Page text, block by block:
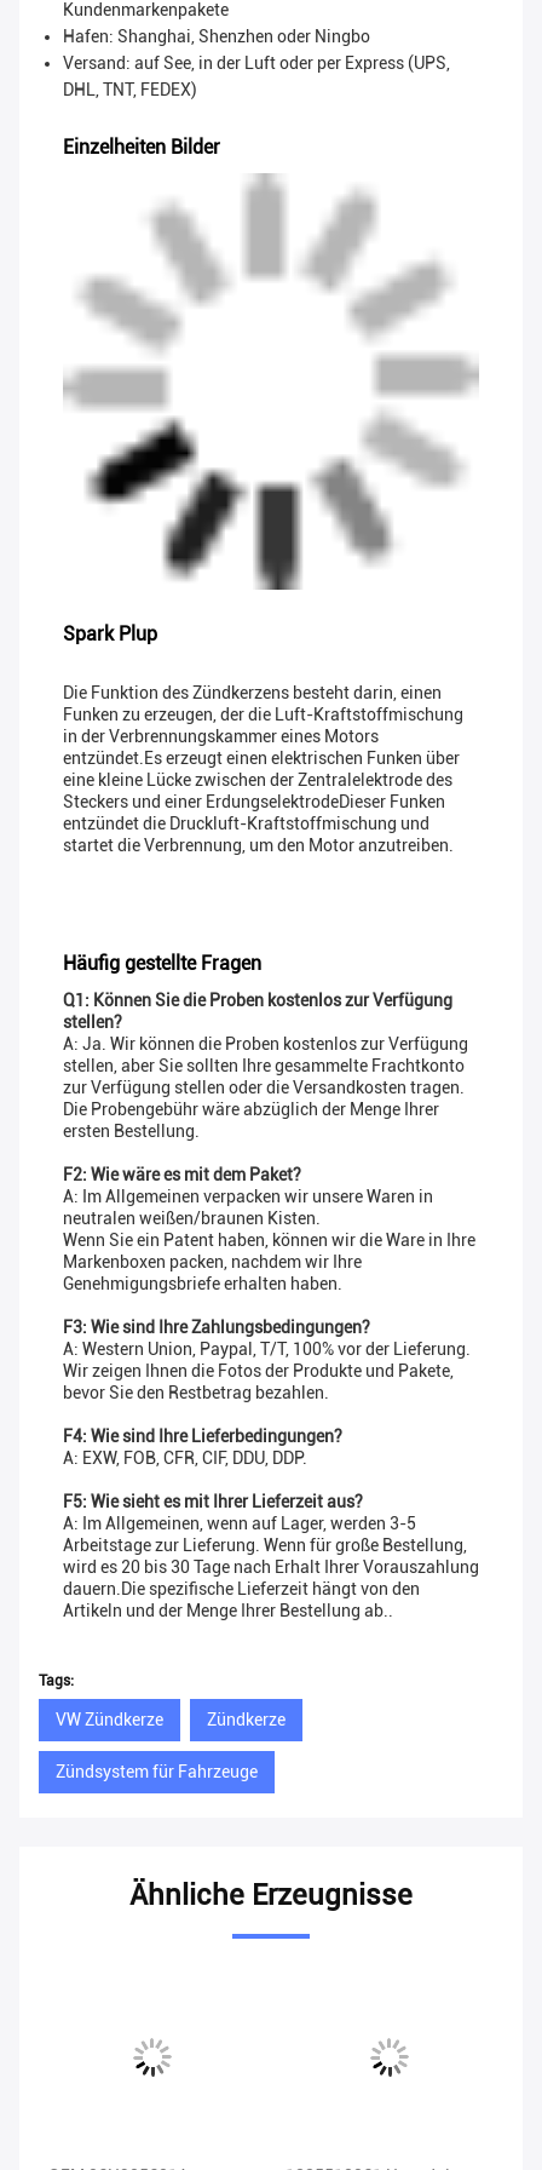
Kundenmarkenpakete
Hafen: Shanghai, Shenzhen oder Ningbo
Versand: auf See, in der Luft oder per Express (UPS,
DHL, TNT, FEDEX)
Einzelheiten Bilder
Spark Plup
Die Funktion des Zündkerzens besteht darin, einen
Funken zu erzeugen, der die Luft-Kraftstoffmischung
in der Verbrennungskammer eines Motors
entzündet.Es erzeugt einen elektrischen Funken über
eine kleine Lücke zwischen der Zentralelektrode des
Steckers und einer ErdungselektrodeDieser Funken
entzündet die Druckluft-Kraftstoffmischung und
startet die Verbrennung, um den Motor anzutreiben.
Häufig gestellte Fragen
Q1: Können Sie die Proben kostenlos zur Verfügung
stellen?
A: Ja. Wir können die Proben kostenlos zur Verfügung
stellen, aber Sie sollten Ihre gesammelte Frachtkonto
zur Verfügung stellen oder die Versandkosten tragen.
Die Probengebühr wäre abzüglich der Menge Ihrer
ersten Bestellung.
F2: Wie wäre es mit dem Paket?
A: Im Allgemeinen verpacken wir unsere Waren in
neutralen weißen/braunen Kisten.
Wenn Sie ein Patent haben, können wir die Ware in Ihre
Markenboxen packen, nachdem wir Ihre
Genehmigungsbriefe erhalten haben.
F3: Wie sind Ihre Zahlungsbedingungen?
A: Western Union, Paypal, T/T, 100% vor der Lieferung.
Wir zeigen Ihnen die Fotos der Produkte und Pakete,
bevor Sie den Restbetrag bezahlen.
F4: Wie sind Ihre Lieferbedingungen?
A: EXW, FOB, CFR, CIF, DDU, DDP.
F5: Wie sieht es mit Ihrer Lieferzeit aus?
A: Im Allgemeinen, wenn auf Lager, werden 3-5
Arbeitstage zur Lieferung. Wenn für große Bestellung,
wird es 20 bis 30 Tage nach Erhalt Ihrer Vorauszahlung
dauern.Die spezifische Lieferzeit hängt von den
Artikeln und der Menge Ihrer Bestellung ab..
Tags:
VW Zündkerze Zündkerze
Zündsystem für Fahrzeuge
Ähnliche Erzeugnisse